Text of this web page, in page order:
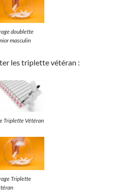
doublette
masculin
les triplette vétéran :
Triplette Vétéran
Triplette